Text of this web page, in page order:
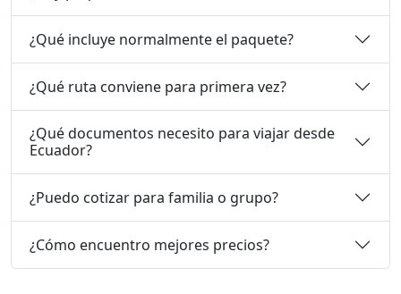
¿Qué incluye normalmente el paquete?
¿Qué ruta conviene para primera vez?
¿Qué documentos necesito para viajar desde
Ecuador?
¿Puedo cotizar para familia o grupo?
¿Cómo encuentro mejores precios?